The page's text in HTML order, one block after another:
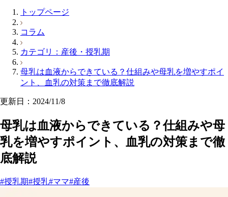
トップページ
コラム
カテゴリ：産後・授乳期
母乳は血液からできている？仕組みや母乳を増やすポイ
ント、血乳の対策まで徹底解説
更新日：2024/11/8
母乳は血液からできている？仕組みや母
乳を増やすポイント、血乳の対策まで徹
底解説
#授乳期#授乳#ママ#産後